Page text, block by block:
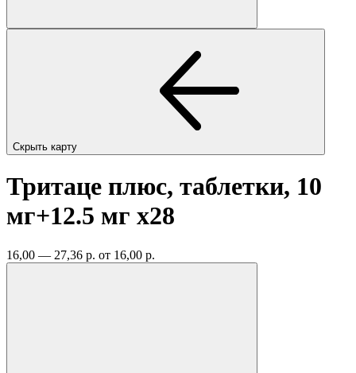
Скрыть карту
Тритаце плюс, таблетки, 10
мг+12.5 мг x28
16,00 — 27,36 р. от 16,00 р.